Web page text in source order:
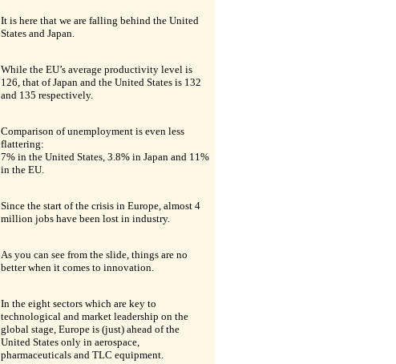
It is here that we are falling behind the United
States and Japan.
While the EU’s average productivity level is
126, that of Japan and the United States is 132
and 135 respectively.
Comparison of unemployment is even less
flattering:
7% in the United States, 3.8% in Japan and 11%
in the EU.
Since the start of the crisis in Europe, almost 4
million jobs have been lost in industry.
As you can see from the slide, things are no
better when it comes to innovation.
In the eight sectors which are key to
technological and market leadership on the
global stage, Europe is (just) ahead of the
United States only in aerospace,
pharmaceuticals and TLC equipment.